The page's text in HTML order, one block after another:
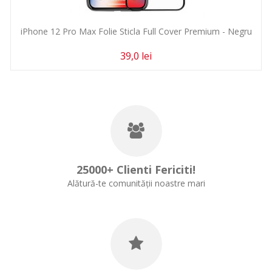
iPhone 12 Pro Max Folie Sticla Full Cover Premium - Negru
39,0 lei
25000+ Clienti Fericiti!
Alătură-te comunității noastre mari